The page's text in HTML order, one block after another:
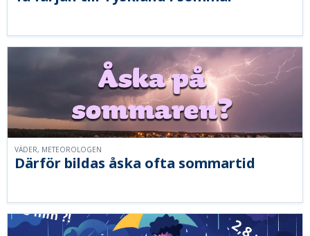
Därför bildas åska ofta sommartid
VÄDER, METEOROLOGEN